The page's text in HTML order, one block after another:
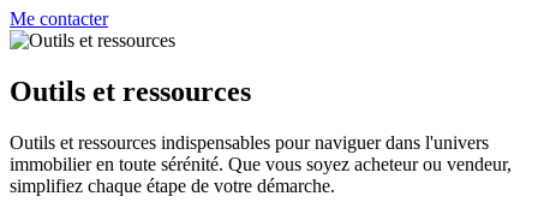
Me contacter
Outils et ressources
Outils et ressources indispensables pour naviguer dans l'univers
immobilier en toute sérénité. Que vous soyez acheteur ou vendeur,
simplifiez chaque étape de votre démarche.